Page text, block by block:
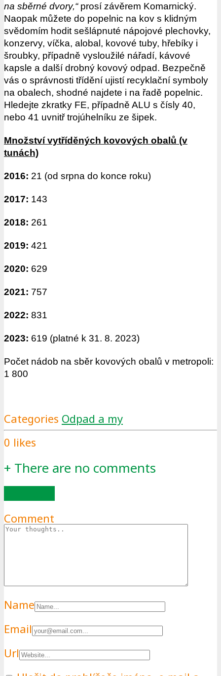
na sběrné dvory,“prosí závěrem Komarnický.
Naopak můžete do popelnic na kov s klidným
svědomím hodit sešlápnuté nápojové plechovky,
konzervy, víčka, alobal, kovové tuby, hřebíky i
šroubky, případně vysloužilé nářadí, kávové
kapsle a další drobný kovový odpad. Bezpečně
vás o správnosti třídění ujistí recyklační symboly
na obalech, shodné najdete i na řadě popelnic.
Hledejte zkratky FE, případně ALU s čísly 40,
nebo 41 uvnitř trojúhelníku ze šipek.
Množství vytříděných kovových obalů (v
tunách)
2016: 21 (od srpna do konce roku)
2017: 143
2018: 261
2019: 421
2020: 629
2021: 757
2022: 831
2023: 619 (platné k 31. 8. 2023)
Počet nádob na sběr kovových obalů v metropoli:
1 800
Categories Odpad a my
0 likes
+ There are no comments
Comment
Name
Email
Url